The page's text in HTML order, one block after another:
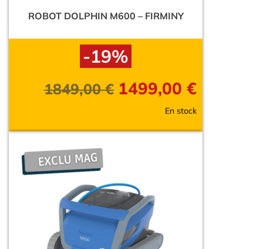
ROBOT DOLPHIN M600 – FIRMINY
-19%
1849,00€ 1499,00 €
En stock